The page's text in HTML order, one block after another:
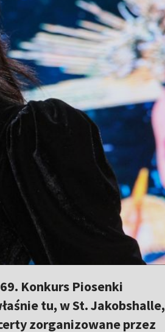
Konkurs Piosenki
tu, w St. Jakobshalle,
zorganizowane przez